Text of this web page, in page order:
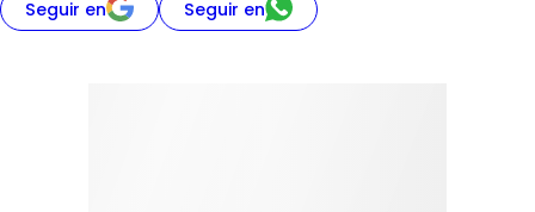
Seguir en Seguir en